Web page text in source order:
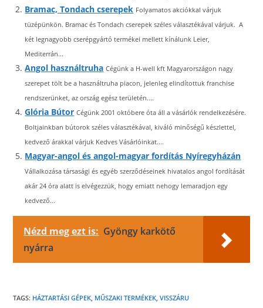
Bramac, Tondach cserepek Folyamatos akciókkal várjuk
tüzépünkön. Bramac és Tondach cserepek széles választékával várjuk. A
két legnagyobb cserépgyártó termékei mellett kínálunk Leier,
Mediterrán...
Angol használtruha Cégünk a H-well kft Magyarországon nagy
szerepet tölt be a használtruha piacon, jelenleg elindítottuk franchise
rendszerünket, az ország egész területén....
Glória Bútor Cégünk 2001 októbere óta áll a vásárlók rendelkezésére.
Boltjainkban bútorok széles választékával, kiváló minőségű készlettel,
kedvező árakkal várjuk Kedves Vásárlóinkat....
Magyar-angol és angol-magyar fordítás Nyíregyházán
Vállalkozása társasági és egyéb szerződéseinek hivatalos angol fordítását
akár 24 óra alatt is elvégezzük, hogy emiatt nehogy lemaradjon egy
kedvező...
Nézd meg ezt is: Gyöngy karkötő
nyárra
TAGS: HÁZTARTÁSI GÉPEK, MŰSZAKI TERMÉKEK, VISSZÁRU